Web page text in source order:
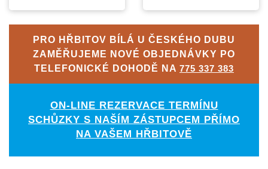
PRO HŘBITOV BÍLÁ U ČESKÉHO DUBU
ZAMĚŘUJEME NOVÉ OBJEDNÁVKY PO
TELEFONICKÉ DOHODĚ NA 775 337 383
ON-LINE REZERVACE TERMÍNU
SCHŮZKY S NAŠÍM ZÁSTUPCEM PŘÍMO
NA VAŠEM HŘBITOVĚ